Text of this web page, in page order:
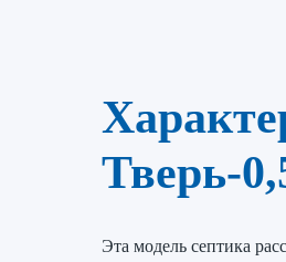
Тверь-
Эта модель септика